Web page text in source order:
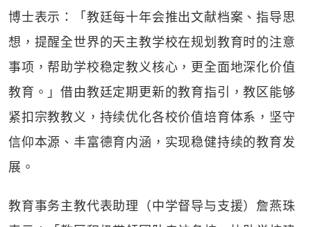
博士表示：「教廷每十年会推出文献档案、指导思
想，提醒全世界的天主教学校在规划教育时的注意
事项，帮助学校稳定教义核心，更全面地深化价值
教育。」借由教廷定期更新的教育指引，教区能够
紧扣宗教教义，持续优化各校价值培育体系，坚守
信仰本源、丰富德育内涵，实现稳健持续的教育发
展。
教育事务主教代表助理（中学督导与支援）詹燕珠